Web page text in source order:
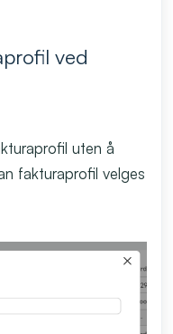
ved
uten å
fakturaprofil velges